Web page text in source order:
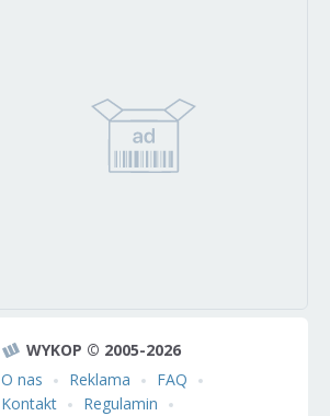
WYKOP © 2005-2026
O nas
Reklama
FAQ
Kontakt
Regulamin